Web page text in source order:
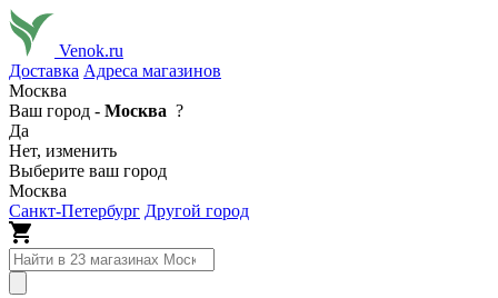
Venok.ru
Доставка Адреса магазинов
Москва
Ваш город - Москва ?
Да
Нет, изменить
Выберите ваш город
Москва
Санкт-Петербург Другой город